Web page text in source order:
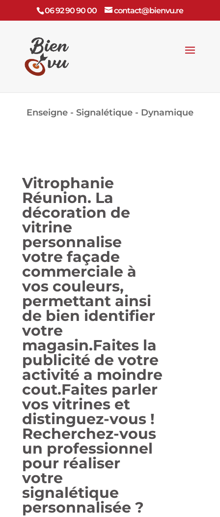
06 92 90 90 00 contact@bienvu.re
Enseigne - Signalétique - Dynamique
Vitrophanie
Réunion. La
décoration de
vitrine
personnalise
votre façade
commerciale à
vos couleurs,
permettant ainsi
de bien identifier
votre
magasin.Faites la
publicité de votre
activité a moindre
cout.Faites parler
vos vitrines et
distinguez-vous !
Recherchez-vous
un professionnel
pour réaliser
votre
signalétique
personnalisée ?